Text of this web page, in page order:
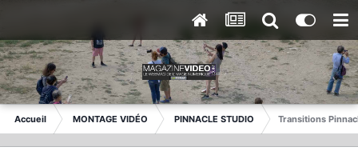
Accueil MONTAGE VIDÉO PINNACLE STUDIO Transitions